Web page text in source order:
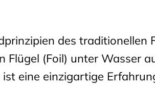
des traditionellen
Flügel (Foil) unter Wasser
eine einzigartige